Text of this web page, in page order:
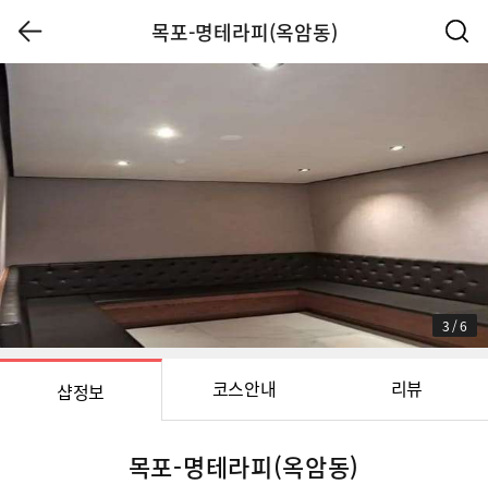
목포-명테라피(옥암동)
3 /6
샵정보 코스안내 리뷰
목포-명테라피(옥암동)